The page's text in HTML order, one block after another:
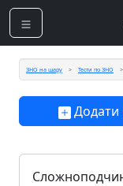
ЗНО на шару Тести по ЗНО
Додати